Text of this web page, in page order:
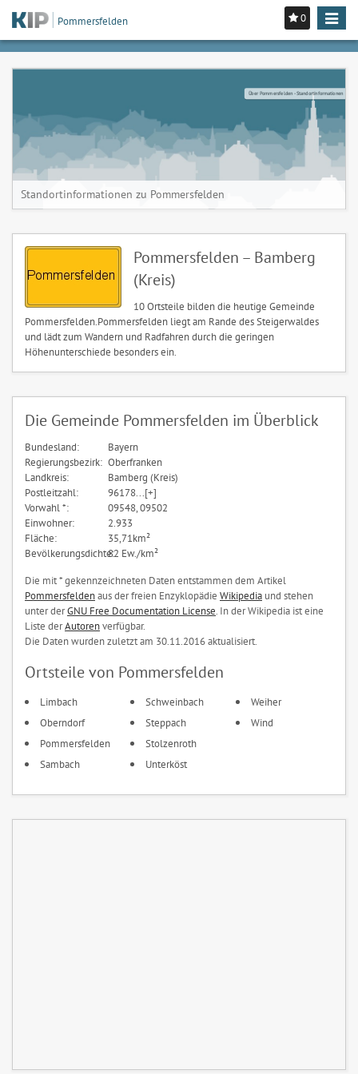
0
Toggle
Pommersfelden
Über Pommersfelden - Standortinformationen
Standortinformationen zu Pommersfelden
Pommersfelden – Bamberg
(Kreis)
10 Ortsteile bilden die heutige Gemeinde
Pommersfelden.Pommersfelden liegt am Rande des Steigerwaldes
und lädt zum Wandern und Radfahren durch die geringen
Höhenunterschiede besonders ein.
Die Gemeinde Pommersfelden im Überblick
Bundesland:
Bayern
Regierungsbezirk: Oberfranken
Landkreis:
Bamberg (Kreis)
Postleitzahl:
96178...[+]
Vorwahl *:
09548, 09502
Einwohner:
2.933
Fläche:
35,71km²
Bevölkerungsdichte:82 Ew./km²
Die mit * gekennzeichneten Daten entstammen dem Artikel
Pommersfeldenaus der freien Enzyklopädie Wikipedia und stehen
unter derGNU Free Documentation License. In der Wikipedia ist eine
Liste derAutorenverfügbar.
Die Daten wurden zuletzt am 30.11.2016 aktualisiert.
Ortsteile von Pommersfelden
Limbach
Oberndorf
Pommersfelden
Sambach
Schweinbach
Steppach
Stolzenroth
Unterköst
Weiher
Wind